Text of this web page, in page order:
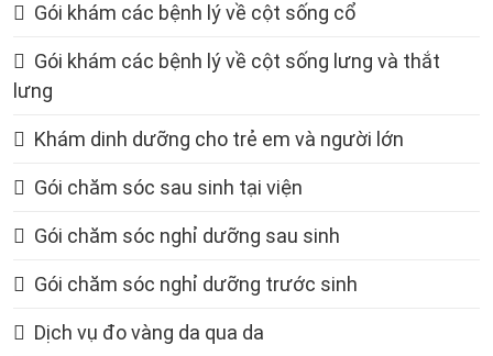
Gói khám các bệnh lý về cột sống cổ
Gói khám các bệnh lý về cột sống lưng và thắt
lưng
Khám dinh dưỡng cho trẻ em và người lớn
Gói chăm sóc sau sinh tại viện
Gói chăm sóc nghỉ dưỡng sau sinh
Gói chăm sóc nghỉ dưỡng trước sinh
Dịch vụ đo vàng da qua da